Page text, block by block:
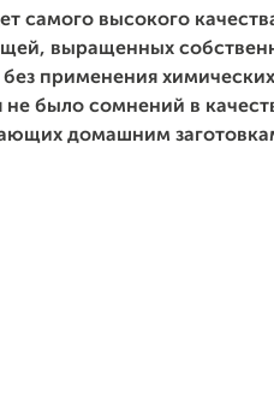
самого высокого
выращенных
применения
не было сомнений в
домашним